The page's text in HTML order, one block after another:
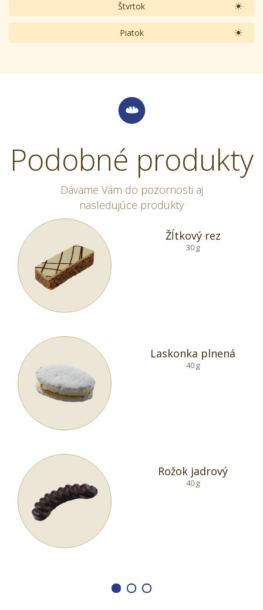
Štvrtok
Piatok
Podobné produkty
Dávame Vám do pozornosti aj
nasledujúce produkty
Žĺtkový rez
30 g
Laskonka plnená
40 g
Rožok jadrový
40 g